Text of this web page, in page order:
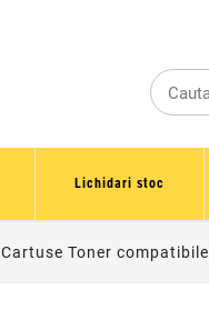
Lichidari stoc
Cartuse Toner compatibile